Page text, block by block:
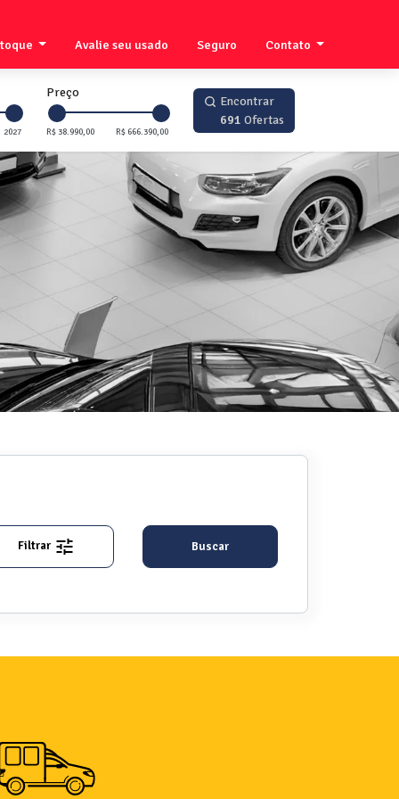
Avalie seu usado Seguro Contato
2027
Preço
R$ 38.990,00 R$ 666.390,00
Encontrar
691 Ofertas
Filtrar Buscar